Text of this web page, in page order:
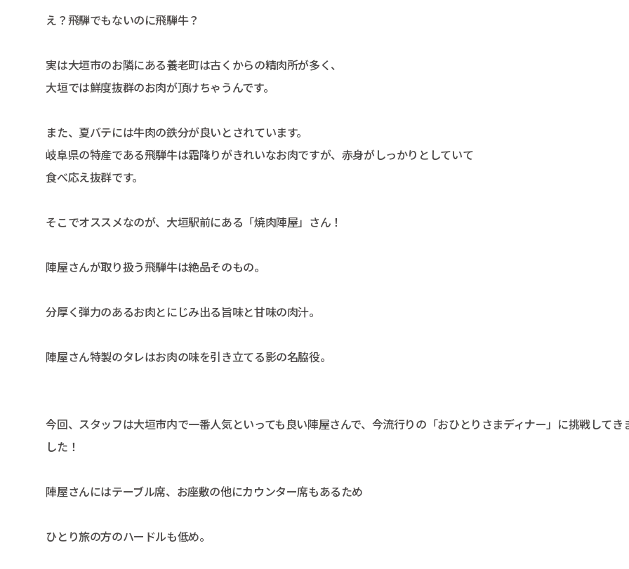
え？飛騨でもないのに飛騨牛？
実は大垣市のお隣にある養老町は古くからの精肉所が多く、
大垣では鮮度抜群のお肉が頂けちゃうんです。
また、夏バテには牛肉の鉄分が良いとされています。
岐阜県の特産である飛騨牛は霜降りがきれいなお肉ですが、赤身がしっかりとしていて
食べ応え抜群です。
そこでオススメなのが、大垣駅前にある「焼肉陣屋」さん！
陣屋さんが取り扱う飛騨牛は絶品そのもの。
分厚く弾力のあるお肉とにじみ出る旨味と甘味の肉汁。
陣屋さん特製のタレはお肉の味を引き立てる影の名脇役。
今回、スタッフは大垣市内で一番人気といっても良い陣屋さんで、今流行りの「おひとりさまディナー」に挑戦してき
した！
陣屋さんにはテーブル席、お座敷の他にカウンター席もあるため
ひとり旅の方のハードルも低め。